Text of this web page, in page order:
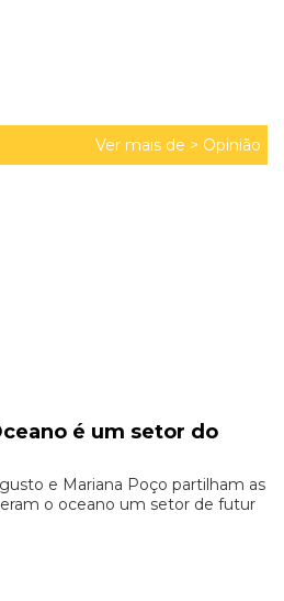
Ver mais de > Opinião
é um setor do
e Mariana Poço partilham as
o oceano um setor de futur